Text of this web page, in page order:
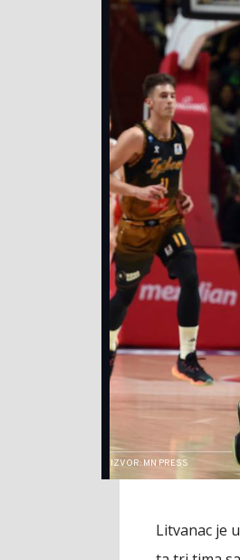
IZVOR: MN PRESS
Litvanac je